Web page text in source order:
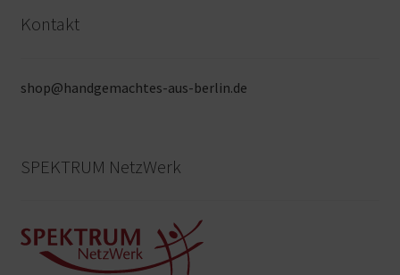
Kontakt
shop@handgemachtes-aus-berlin.de
SPEKTRUM NetzWerk